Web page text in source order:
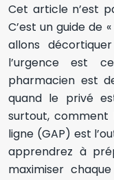
Cet article n’est
C’est un guide de
allons
l’urgence est
pharmacien est
quand le privé
surtout, comment
ligne (GAP) est
apprendrez à
maximiser